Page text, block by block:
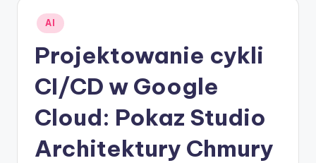
Posted
in
AI
Projektowanie cykli
CI/CD w Google
Cloud: Pokaz Studio
Architektury Chmury